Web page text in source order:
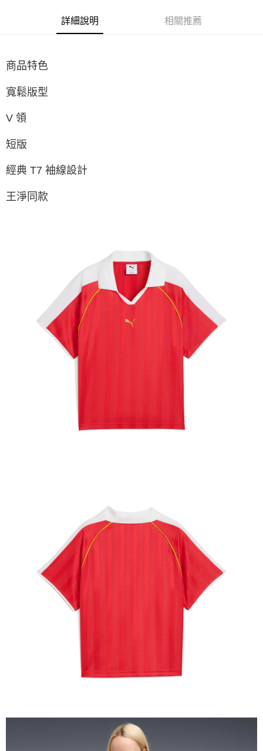
每筆NT$70，滿NT$1,500(含以上)免運費
付款後門市自取
詳細說明 相關推薦
商品特色
寬鬆版型
V 領
短版
經典 T7 袖線設計
王淨同款